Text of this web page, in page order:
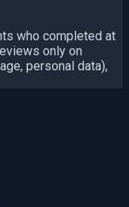
who completed at
only on
personal data),